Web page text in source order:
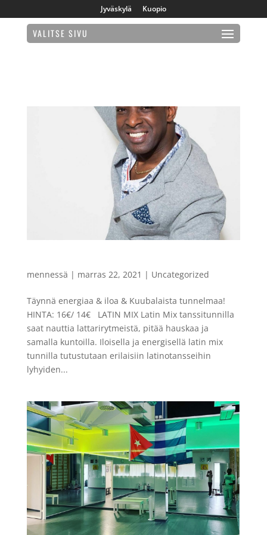
Jyväskylä Kuopio
VALITSE SIVU
mennessä | marras 22, 2021 | Uncategorized
Täynnä energiaa & iloa & Kuubalaista tunnelmaa!
HINTA: 16€/ 14€ LATIN MIX Latin Mix tanssitunnilla
saat nauttia lattarirytmeistä, pitää hauskaa ja
samalla kuntoilla. Iloisella ja energisellä latin mix
tunnilla tutustutaan erilaisiin latinotansseihin
lyhyiden...